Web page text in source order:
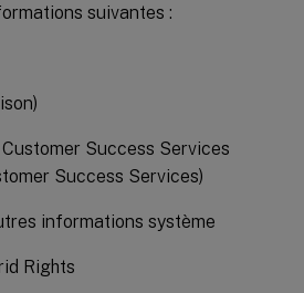
suivantes :
Success Services
Success Services)
informations système
Rights